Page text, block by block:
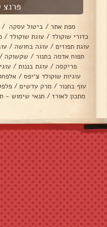
פרנצ
מפת אתר / ביטול עסקה /
כדורי שוקולד / עוגת שוקולד /
עוגת תפוזים / עוגה בחושה /
תפוח אדמה בתנור / שקשוקה /
פריקסה / עוגת בננות /
עוגיות שוקולד צ׳יפס /
עוף בתנור / מרק עדשים /
מתכון לאורז / תנאי שימוש -